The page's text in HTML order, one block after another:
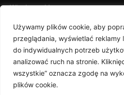
Używamy plików cookie, aby
przeglądania, wyświetlać reklamy
do indywidualnych potrzeb
analizować ruch na stronie.
wszystkie” oznacza zgodę na
plików cookie.
Wiadomość